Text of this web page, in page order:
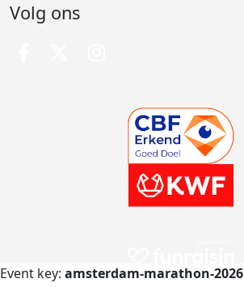
Volg ons
Event key: amsterdam-marathon-2026